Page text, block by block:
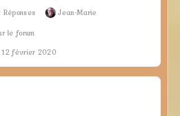
Jean-Marie
le forum
12 février 2020